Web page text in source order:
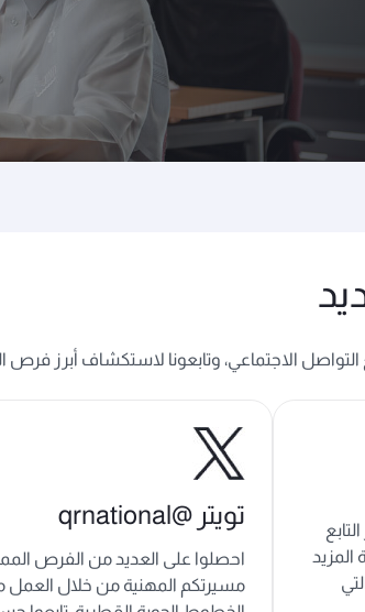
الاجتماعي، وتابعونا لاستكشاف أبرز
المزيد
تويتر @qrnational
احصلوا على العديد من الفرص
مسيرتكم المهنية من خلال